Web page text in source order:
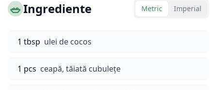
🥗Ingrediente Metric Imperial
1 tbsp ulei de cocos
1 pcs ceapă, tăiată cubulețe